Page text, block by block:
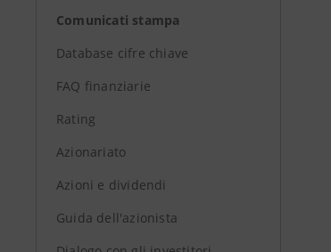
Comunicati stampa
Database cifre chiave
FAQ finanziarie
Rating
Azionariato
Azioni e dividendi
Guida dell'azionista